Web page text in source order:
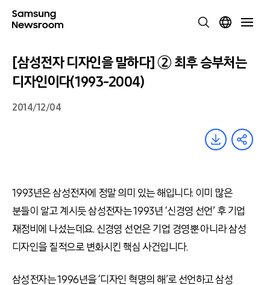
[삼성전자 디자인을 말하다] ② 최후 승부처는
디자인이다(1993-2004)
2014/12/04
1993년은 삼성전자에 정말 의미 있는 해입니다. 이미 많은
분들이 알고 계시듯 삼성전자는 1993년 ‘신경영 선언’ 후 기업
재정비에 나섰는데요. 신경영 선언은 기업 경영뿐 아니라 삼성
디자인을 질적으로 변화시킨 핵심 사건입니다.
삼성전자는 1996년을 ‘디자인 혁명의 해’로 선언하고 삼성